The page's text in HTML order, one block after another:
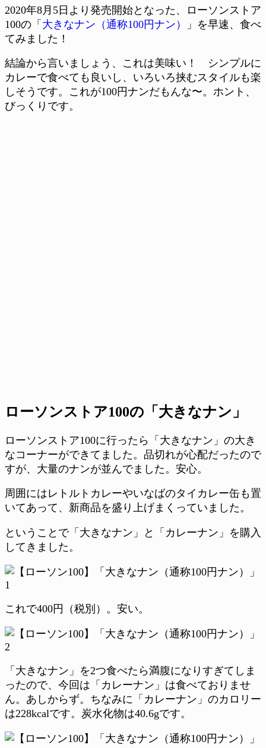
2020年8月5日より発売開始となった、ローソンストア
100の「 大きなナン（通称100円ナン）
」を早速、食べ
てみました！
結論から言いましょう、これは美味い！ シンプルに
カレーで食べても良いし、いろいろ挟むスタイルも楽
しそうです。これが100円ナンだもんな〜。ホント、
びっくりです。
ローソンストア100の「大きなナン」
ローソンストア100に行ったら「大きなナン」の大き
なコーナーができてました。品切れが心配だったので
すが、大量のナンが並んでました。安心。
周囲にはレトルトカレーやいなばのタイカレー缶も置
いてあって、新商品を盛り上げまくっていました。
ということで「大きなナン」と「カレーナン」を購入
してきました。
これで400円（税別）。安い。
「大きなナン」を2つ食べたら満腹になりすぎてしま
ったので、今回は「カレーナン」は食べておりませ
ん。あしからず。ちなみに「カレーナン」のカロリー
は228kcalです。炭水化物は40.6gです。